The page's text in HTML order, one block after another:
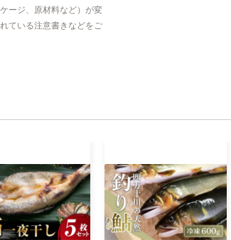
ージ、原材料など）が変
ている注意書きなどをご